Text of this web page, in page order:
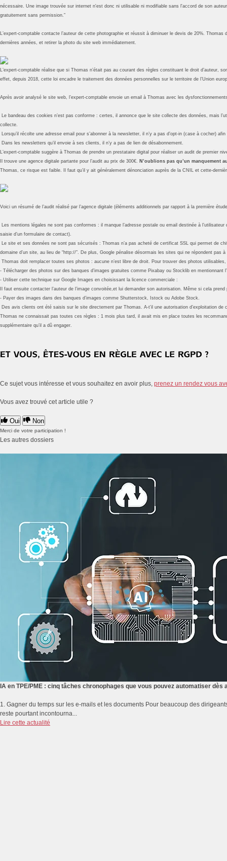
nécessaire. Une image trouvée sur internet n'est donc ni utilisable ni modifiable sans l'accord de son
gratuitement sans permission.”
L’expert-comptable contacte l’auteur de cette photographie et réussit à diminuer le devis de 20%.
dernières années, et retirer la photo du site web immédiatement.
L’expert-comptable réalise que si Thomas n’était pas au courant des règles constituant le droit
effet, depuis 2018, cette loi encadre le traitement des données personnelles sur le territoire de l’Union
Après avoir analysé le site web, l’expert-comptable envoie un email à Thomas avec les
Le bandeau des cookies n’est pas conforme : certes, il annonce que le site collecte des données, mais
collecte.
Lorsqu’il récolte une adresse email pour s’abonner à la newsletter, il n’y a pas d’opt-in (case à cocher)
Dans les newsletters qu’il envoie à ses clients, il n’y a pas de lien de désabonnement.
L’expert-comptable suggère à Thomas de prendre un prestataire digital pour réaliser un audit de premier
Il trouve une agence digitale partante pour l’audit au prix de 300€. N’oublions pas qu’un manquement
Thomas, ce risque est faible. Il faut qu’il y ait généralement dénonciation auprès de la CNIL et cette-
Voici un résumé de l’audit réalisé par l’agence digitale (éléments additionnels par rapport à la première
Les mentions légales ne sont pas conformes : il manque l’adresse postale ou email destinée à
saisie d’un formulaire de contact).
Le site et ses données ne sont pas sécurisés : Thomas n’a pas acheté de certificat SSL qui permet de
domaine d’un site, au lieu de “http://”. De plus, Google pénalise désormais les sites qui ne répondent pas
Thomas doit remplacer toutes ses photos : aucune n’est libre de droit. Pour trouver des photos
- Télécharger des photos sur des banques d’images gratuites comme Pixabay ou Stocklib en mentionnant
- Utiliser cette technique sur Google Images en choisissant la licence commerciale :
Il faut ensuite contacter l’auteur de l’image convoitée,et lui demander son autorisation. Même si cela
- Payer des images dans des banques d’images comme Shutterstock, Istock ou Adobe Stock.
Des avis clients ont été saisis sur le site directement par Thomas. A-t’il une autorisation d’exploitation
Thomas ne connaissait pas toutes ces règles : 1 mois plus tard, il avait mis en place toutes les
supplémentaire qu’il a dû engager.
Ce sujet vous intéresse et vous souhaitez en avoir plus, prenez un rendez vous
Vous avez trouvé cet article utile ?
Oui Non
Merci de votre participation !
Les autres dossiers
IA en TPE/PME : cinq tâches chronophages que vous pouvez automatiser dès
1. Gagner du temps sur les e-mails et les documents Pour beaucoup des
reste pourtant incontourna...
Lire cette actualité